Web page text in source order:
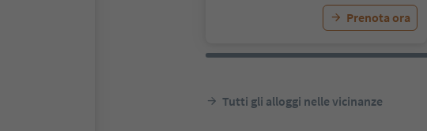
Prenota ora
Tutti gli alloggi nelle vicinanze